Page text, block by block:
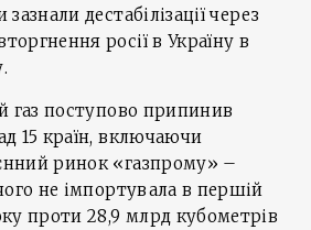
дестабілізації через
росії в Україну в
газ поступово припинив
15 країн, включаючи
ринок «газпрому» –
не імпортувала в першій
проти 28,9 млрд кубометрів